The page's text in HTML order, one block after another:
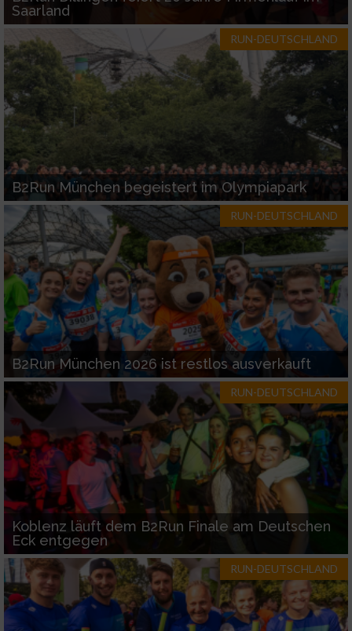
Saarland
RUN-DEUTSCHLAND
B2Run München begeistert im Olympiapark
RUN-DEUTSCHLAND
B2Run München 2026 ist restlos ausverkauft
RUN-DEUTSCHLAND
Koblenz läuft dem B2Run Finale am Deutschen
Eck entgegen
RUN-DEUTSCHLAND